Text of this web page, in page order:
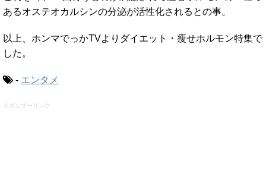
あるオステオカルシンの分泌が活性化されるとの事。
以上、ホンマでっかTVよりダイエット・瘦せホルモン特集で
した。
- エンタメ
スポンサーリンク